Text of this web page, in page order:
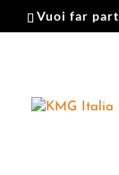
Vuoi far